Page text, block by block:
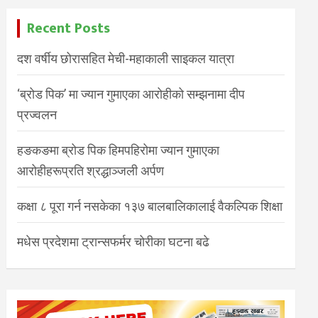
Recent Posts
दश वर्षीय छोरासहित मेची-महाकाली साइकल यात्रा
‘ब्रोड पिक’ मा ज्यान गुमाएका आरोहीको सम्झनामा दीप
प्रज्वलन
हङकङमा ब्रोड पिक हिमपहिरोमा ज्यान गुमाएका
आरोहीहरूप्रति श्रद्धाञ्जली अर्पण
कक्षा ८ पूरा गर्न नसकेका १३७ बालबालिकालाई वैकल्पिक शिक्षा
मधेस प्रदेशमा ट्रान्सफर्मर चोरीका घटना बढे